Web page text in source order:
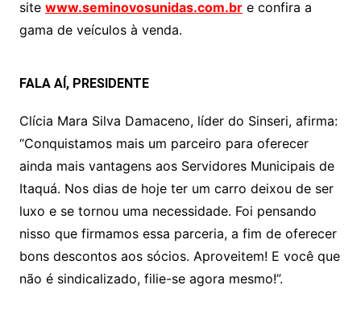
site www.seminovosunidas.com.bre confira a
gama de veículos à venda.
FALA AÍ, PRESIDENTE
Clícia Mara Silva Damaceno, líder do Sinseri, afirma:
“Conquistamos mais um parceiro para oferecer
ainda mais vantagens aos Servidores Municipais de
Itaquá. Nos dias de hoje ter um carro deixou de ser
luxo e se tornou uma necessidade. Foi pensando
nisso que firmamos essa parceria, a fim de oferecer
bons descontos aos sócios. Aproveitem! E você que
não é sindicalizado, filie-se agora mesmo!”.